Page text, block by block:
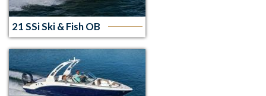
21 SSi Ski & Fish OB